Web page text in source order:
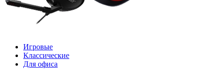
Игровые
Классические
Для офиса